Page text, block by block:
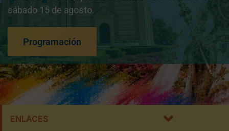
sábado 15 de agosto.
Programación
ENLACES